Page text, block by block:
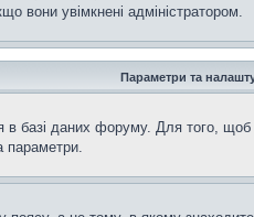
вони увімкнені адміністратором.
Параметри та
базі даних форуму. Для того, щоб
параметри.